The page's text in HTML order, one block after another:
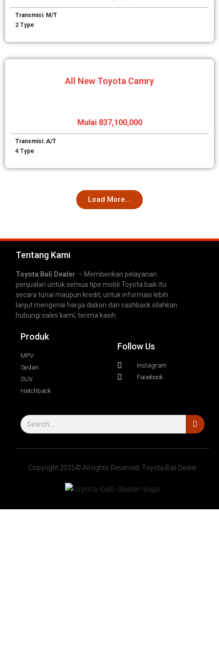
Transmisi: M/T
2 Type
All New Toyota Camry
Mulai 837,100,000
Transmisi: A/T
4 Type
Load More...
Tentang Kami
Toyota Bali Dealer – Memberikan pelayanan
penjualan untuk semua tipe mobil Toyota baik itu
secara tunai maupun kredit, untuk informasi lebih
lanjut mengenai harga diskon dan cashback silahkan
hubungi sales kami, terima kasih.
Produk
MPV
Sedan
SUV
Hatchback
Follow Us
Instagram
Facebook
Copyright 2025© All rights Reserved. Toyota Bali Dealer